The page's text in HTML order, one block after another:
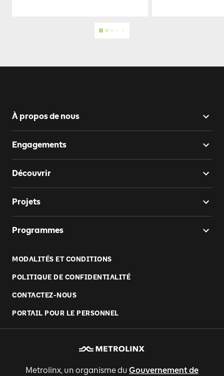
À propos de nous
Engagements
Découvrir
Projets
Programmes
MODALITÉS ET CONDITIONS
POLITIQUE DE CONFIDENTIALITÉ
CONTACTEZ-NOUS
PORTAIL POUR LE PERSONNEL
Metrolinx, un organisme du Gouvernement de